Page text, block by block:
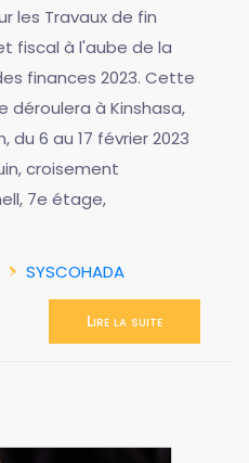
les Travaux de fin
fiscal à l'aube de la
finances 2023. Cette
déroulera à Kinshasa,
du 6 au 17 février 2023
croisement
7e étage,
SYSCOHADA
Lire la suite